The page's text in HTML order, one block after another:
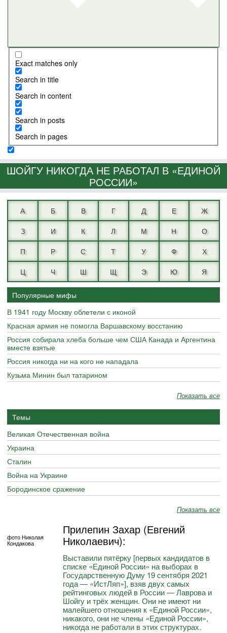
Exact matches only
Search in title
Search in content
Search in posts
Search in pages
ШОЙГУ НИКОГДА НЕ РАБОТАЛ В «ЕДИНОЙ
РОССИИ»
А Б В Г Д Е
Ж
З
И К Л М Н
О
П
Р С Т У Ф
Х
Ц
Ч Ш Щ Э Ю Я
Популярные мифы
В 1941 году Москву облетели с иконой
Красная армия не помогла Варшавскому восстанию
Россия собирала хлеба больше чем США Канада и Аргентина
вместе взятые
Россия никогда ни на кого не нападала
Кузьма Минин был татарином
Показать все
Темы
Великая Отечественная война
Украина
Сталин
Война на Украине
Бородинское сражение
Показать все
фото Николая
Кондакова
Прилепин Захар (Евгений
Николаевич):
Выставили пятёрку [первых кандидатов в
списке «Единой России» на выборах в
Государственную Думу 19 сентября 2021
года — «ИстЛяп»], взяв двух самых
рейтинговых людей в России — Лаврова и
Шойгу и трёх женщин. Они не имеют ни
малейшего отношения к «Единой России»,
никакого, они не члены «Единой России»,
никогда не работали в этих структурах.